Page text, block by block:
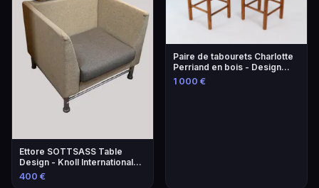
Ettore SOTTSASS Table
Design - Knoll International
Éditeur
400 €
Paire de tabourets Charlotte
Perriand en bois - Design
iconique
1 000 €